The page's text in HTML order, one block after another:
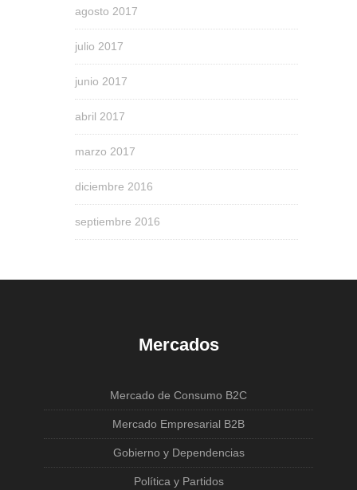
agosto 2017
julio 2017
junio 2017
abril 2017
marzo 2017
diciembre 2016
septiembre 2016
Mercados
Mercado de Consumo B2C
Mercado Empresarial B2B
Gobierno y Dependencias
Política y Partidos